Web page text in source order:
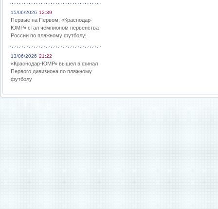
15/06/2026 12:39
Первые на Первом: «Краснодар-
ЮМР» стал чемпионом первенства
России по пляжному футболу!
13/06/2026 21:22
«Краснодар-ЮМР» вышел в финал
Первого дивизиона по пляжному
футболу